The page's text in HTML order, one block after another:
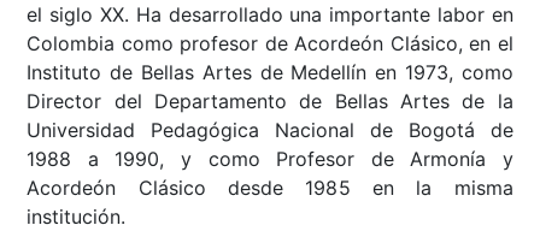
el siglo XX. Ha desarrollado una importante labor en
Colombia como profesor de Acordeón Clásico, en el
Instituto de Bellas Artes de Medellín en 1973, como
Director del Departamento de Bellas Artes de la
Universidad Pedagógica Nacional de Bogotá de
1988 a 1990, y como Profesor de Armonía y
Acordeón Clásico desde 1985 en la misma
institución.